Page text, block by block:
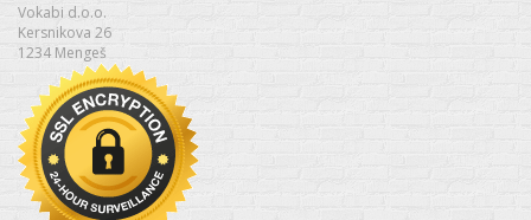
Vokabi d.o.o.
Kersnikova 26
1234 Mengeš